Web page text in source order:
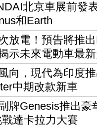
北京車展前發
和Earth
放電！預告將推
示未來電動車最
向，現代為印度
中期改款新車
牌Genesis推出豪
達卡拉力大賽